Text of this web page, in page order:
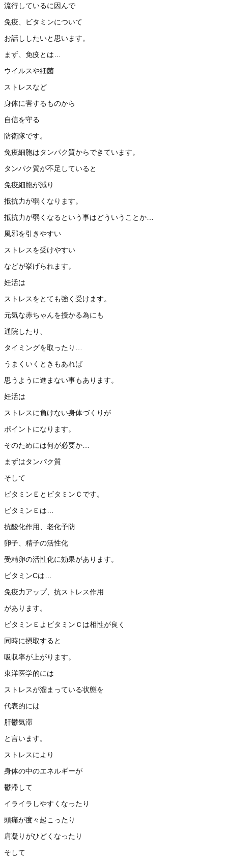
流行しているに因んで
免疫、ビタミンについて
お話ししたいと思います。
まず、免疫とは…
ウイルスや細菌
ストレスなど
身体に害するものから
自信を守る
防衛隊です。
免疫細胞はタンパク質からできています。
タンパク質が不足していると
免疫細胞が減り
抵抗力が弱くなります。
抵抗力が弱くなるという事はどういうことか…
風邪を引きやすい
ストレスを受けやすい
などが挙げられます。
妊活は
ストレスをとても強く受けます。
元気な赤ちゃんを授かる為にも
通院したり、
タイミングを取ったり…
うまくいくときもあれば
思うように進まない事もあります。
妊活は
ストレスに負けない身体づくりが
ポイントになります。
そのためには何が必要か…
まずはタンパク質
そして
ビタミンＥとビタミンＣです。
ビタミンＥは…
抗酸化作用、老化予防
卵子、精子の活性化
受精卵の活性化に効果があります。
ビタミンCは…
免疫力アップ、抗ストレス作用
があります。
ビタミンＥよビタミンＣは相性が良く
同時に摂取すると
吸収率が上がります。
東洋医学的には
ストレスが溜まっている状態を
代表的には
肝鬱気滞
と言います。
ストレスにより
身体の中のエネルギーが
鬱滞して
イライラしやすくなったり
頭痛が度々起こったり
肩凝りがひどくなったり
そして